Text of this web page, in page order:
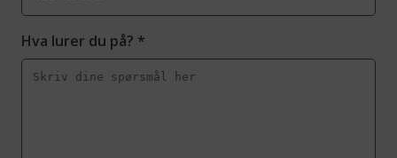
Hva lurer du på? *